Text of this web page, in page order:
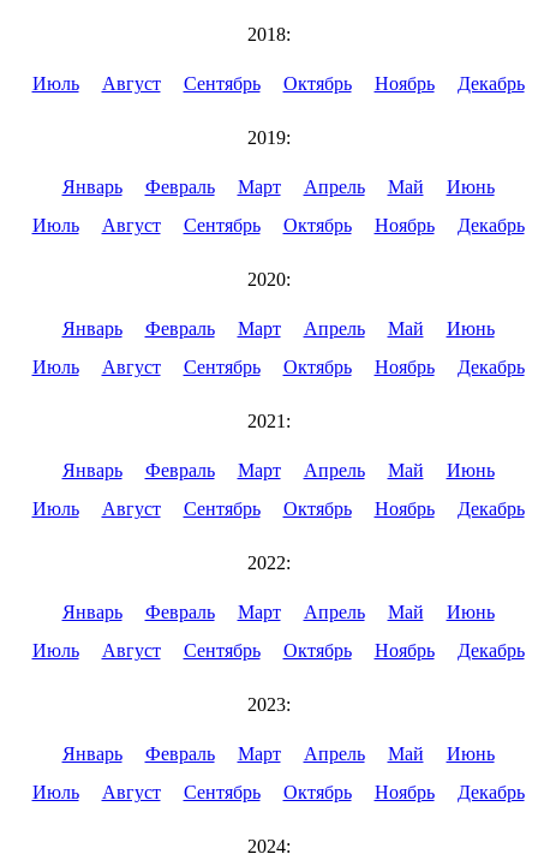
2018:
Июль Август Сентябрь Октябрь Ноябрь Декабрь
2019:
Январь Февраль Март Апрель Май
Июнь
Июль
Август Сентябрь Октябрь Ноябрь Декабрь
2020:
Январь Февраль Март Апрель Май
Июнь
Июль
Август Сентябрь Октябрь Ноябрь Декабрь
2021:
Январь Февраль Март Апрель Май
Июнь
Июль
Август Сентябрь Октябрь Ноябрь Декабрь
2022:
Январь Февраль Март Апрель Май
Июнь
Июль
Август Сентябрь Октябрь Ноябрь Декабрь
2023:
Январь Февраль Март Апрель Май
Июнь
Июль
Август Сентябрь Октябрь Ноябрь Декабрь
2024: